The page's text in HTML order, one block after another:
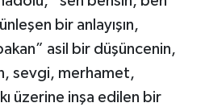
bir anlayışın,
asil bir düşüncenin,
sevgi, merhamet,
üzerine inşa edilen bir